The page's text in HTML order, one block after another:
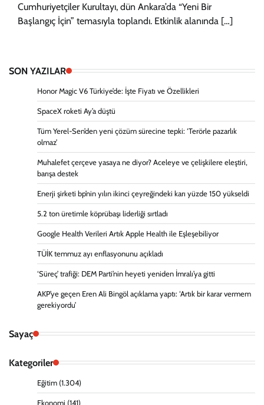
Cumhuriyetçiler Kurultayı, dün Ankara’da “Yeni Bir
Başlangıç İçin” temasıyla toplandı. Etkinlik alanında […]
SON YAZILAR
Honor Magic V6 Türkiye’de: İşte Fiyatı ve Özellikleri
SpaceX roketi Ay’a düştü
Tüm Yerel-Sen’den yeni çözüm sürecine tepki: ‘Terörle pazarlık
olmaz’
Muhalefet çerçeve yasaya ne diyor? Aceleye ve çelişkilere eleştiri,
barışa destek
Enerji şirketi bp’nin yılın ikinci çeyreğindeki karı yüzde 150 yükseldi
5.2 ton üretimle köprübaşı liderliği sırtladı
Google Health Verileri Artık Apple Health ile Eşleşebiliyor
TÜİK temmuz ayı enflasyonunu açıkladı
‘Süreç’ trafiği: DEM Parti’nin heyeti yeniden İmralı’ya gitti
AKP’ye geçen Eren Ali Bingöl açıklama yaptı: ‘Artık bir karar vermem
gerekiyordu’
Sayaç
Kategoriler
Eğitim (1.304)
Ekonomi (141)